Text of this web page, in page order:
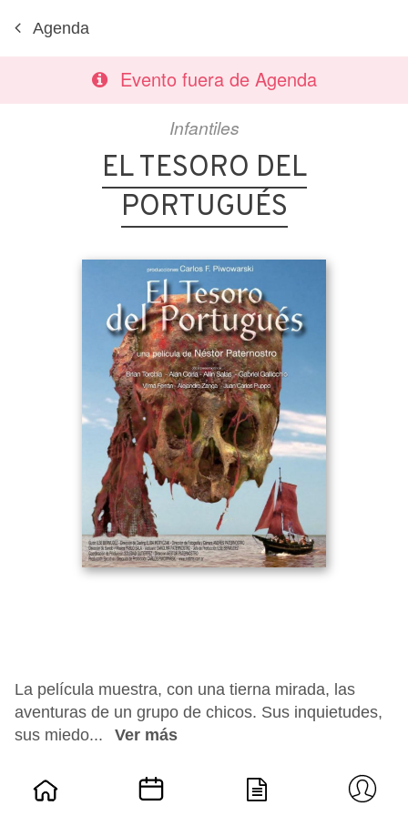
Agenda
Evento fuera de Agenda
Infantiles
EL TESORO DEL
PORTUGUÉS
La película muestra, con una tierna mirada, las
aventuras de un grupo de chicos. Sus inquietudes,
sus miedo...
Ver más